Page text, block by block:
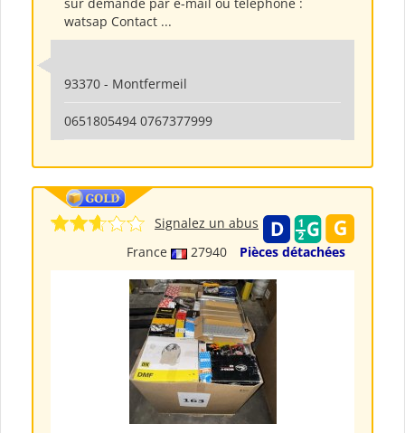
sur demande par e-mail ou téléphone :
watsap Contact ...
93370 - Montfermeil
0651805494 0767377999
France 27940 Pièces détachées
Signalez un abus